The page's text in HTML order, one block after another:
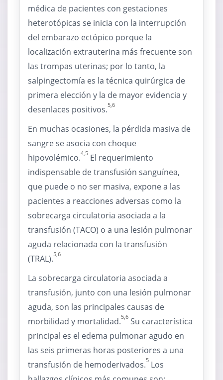
médica de pacientes con gestaciones
heterotópicas se inicia con la interrupción
del embarazo ectópico porque la
localización extrauterina más frecuente son
las trompas uterinas; por lo tanto, la
salpingectomía es la técnica quirúrgica de
primera elección y la de mayor evidencia y
desenlaces positivos.5,6
En muchas ocasiones, la pérdida masiva de
sangre se asocia con choque
hipovolémico.4,5 El requerimiento
indispensable de transfusión sanguínea,
que puede o no ser masiva, expone a las
pacientes a reacciones adversas como la
sobrecarga circulatoria asociada a la
transfusión (TACO) o a una lesión pulmonar
aguda relacionada con la transfusión
(TRAL).5,6
La sobrecarga circulatoria asociada a
transfusión, junto con una lesión pulmonar
aguda, son las principales causas de
morbilidad y mortalidad.5,6 Su característica
principal es el edema pulmonar agudo en
las seis primeras horas posteriores a una
transfusión de hemoderivados.5 Los